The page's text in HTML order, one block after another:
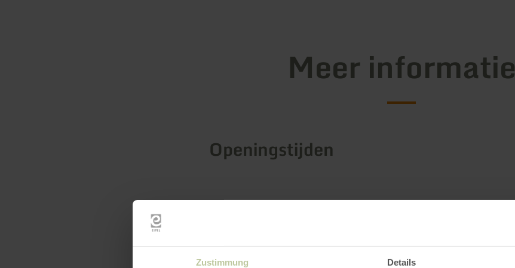
Zustimmung Details
Meer informatie
Openingstijden
Impressies